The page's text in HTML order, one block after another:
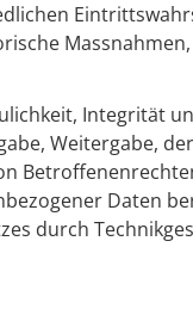
Integrität
Weitergabe,
Daten
durch